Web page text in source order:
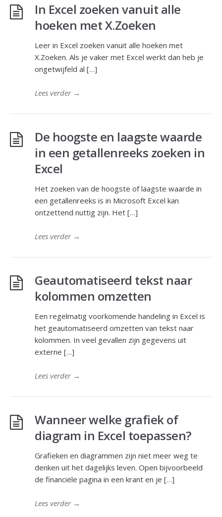
In Excel zoeken vanuit alle
hoeken met X.Zoeken
Leer in Excel zoeken vanuit alle hoeken met
X.Zoeken. Als je vaker met Excel werkt dan heb je
ongetwijfeld al […]
Lees verder→
De hoogste en laagste waarde
in een getallenreeks zoeken in
Excel
Het zoeken van de hoogste of laagste waarde in
een getallenreeks is in Microsoft Excel kan
ontzettend nuttig zijn. Het […]
Lees verder→
Geautomatiseerd tekst naar
kolommen omzetten
Een regelmatig voorkomende handeling in Excel is
het geautomatiseerd omzetten van tekst naar
kolommen. In veel gevallen zijn gegevens uit
externe […]
Lees verder→
Wanneer welke grafiek of
diagram in Excel toepassen?
Grafieken en diagrammen zijn niet meer weg te
denken uit het dagelijks leven. Open bijvoorbeeld
de financiële pagina in een krant en je […]
Lees verder→